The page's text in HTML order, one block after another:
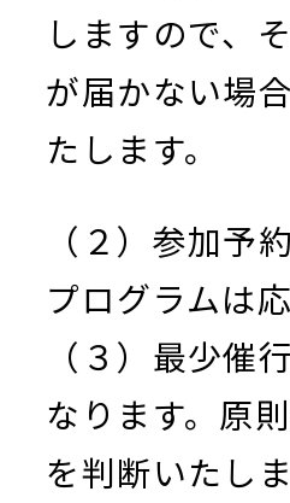
しますので、
が届かない場
たします。
（２）参加予
プログラムは
（３）最少催
なります。原
を判断いたしま